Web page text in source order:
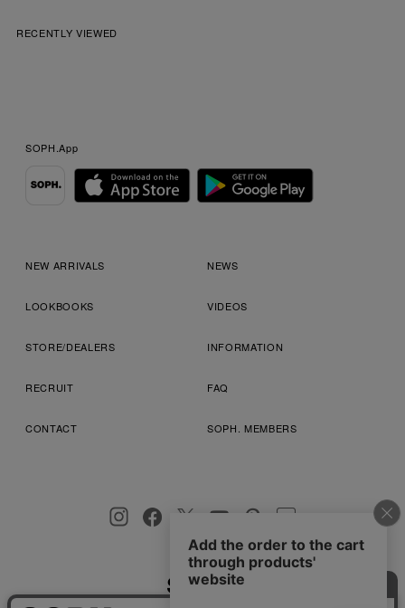
RECENTLY VIEWED
SOPH.App
NEW ARRIVALS NEWS
LOOKBOOKS VIDEOS
STORE/DEALERS INFORMATION
RECRUIT FAQ
CONTACT SOPH. MEMBERS